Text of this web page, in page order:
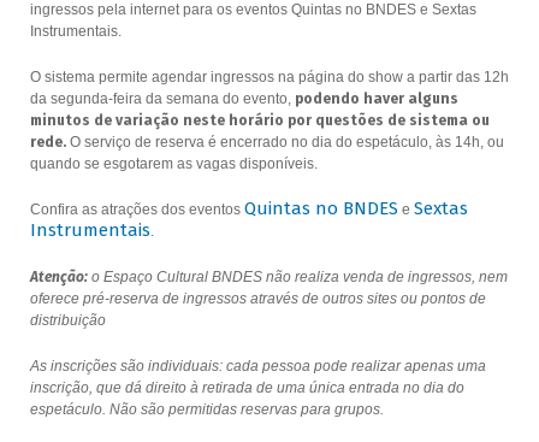
ingressos pela internet para os eventos Quintas no BNDES e Sextas
Instrumentais.
O sistema permite agendar ingressos na página do show a partir das 12h
da segunda-feira da semana do evento, podendo haver alguns
minutos de variação neste horário por questões de sistema ou
rede.O serviço de reserva é encerrado no dia do espetáculo, às 14h, ou
quando se esgotarem as vagas disponíveis.
Confira as atrações dos eventos Quintas no BNDES e Sextas
Instrumentais.
Atenção:o Espaço Cultural BNDES não realiza venda de ingressos, nem
oferece pré-reserva de ingressos através de outros sites ou pontos de
distribuição
As inscrições são individuais: cada pessoa pode realizar apenas uma
inscrição, que dá direito à retirada de uma única entrada no dia do
espetáculo. Não são permitidas reservas para grupos.